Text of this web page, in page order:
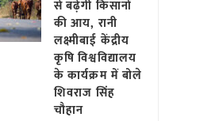
से बढ़ेगी किसानों
की आय, रानी
लक्ष्मीबाई केंद्रीय
कृषि विश्वविद्यालय
के कार्यक्रम में बोले
शिवराज सिंह
चौहान